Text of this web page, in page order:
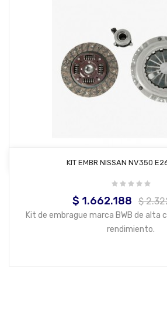
AÑADIR AL
KIT EMBR NISSAN NV350
Precio
$ 1.662.188
Precio
base
$
Kit de embrague marca BWB de alta
rendimiento.